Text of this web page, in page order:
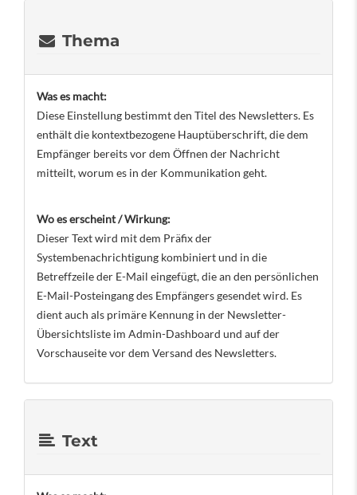
Thema
Was es macht:
Diese Einstellung bestimmt den Titel des Newsletters. Es
enthält die kontextbezogene Hauptüberschrift, die dem
Empfänger bereits vor dem Öffnen der Nachricht
mitteilt, worum es in der Kommunikation geht.
Wo es erscheint / Wirkung:
Dieser Text wird mit dem Präfix der
Systembenachrichtigung kombiniert und in die
Betreffzeile der E-Mail eingefügt, die an den persönlichen
E-Mail-Posteingang des Empfängers gesendet wird. Es
dient auch als primäre Kennung in der Newsletter-
Übersichtsliste im Admin-Dashboard und auf der
Vorschauseite vor dem Versand des Newsletters.
Text